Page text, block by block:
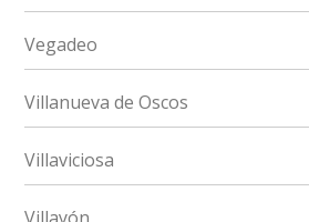
Vegadeo
Villanueva de Oscos
Villaviciosa